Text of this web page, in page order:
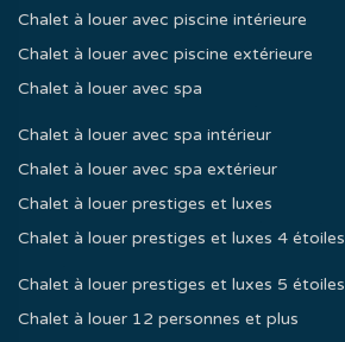
Chalet à louer avec piscine intérieure
Chalet à louer avec piscine extérieure
Chalet à louer avec spa
Chalet à louer avec spa intérieur
Chalet à louer avec spa extérieur
Chalet à louer prestiges et luxes
Chalet à louer prestiges et luxes 4 étoiles
Chalet à louer prestiges et luxes 5 étoiles
Chalet à louer 12 personnes et plus